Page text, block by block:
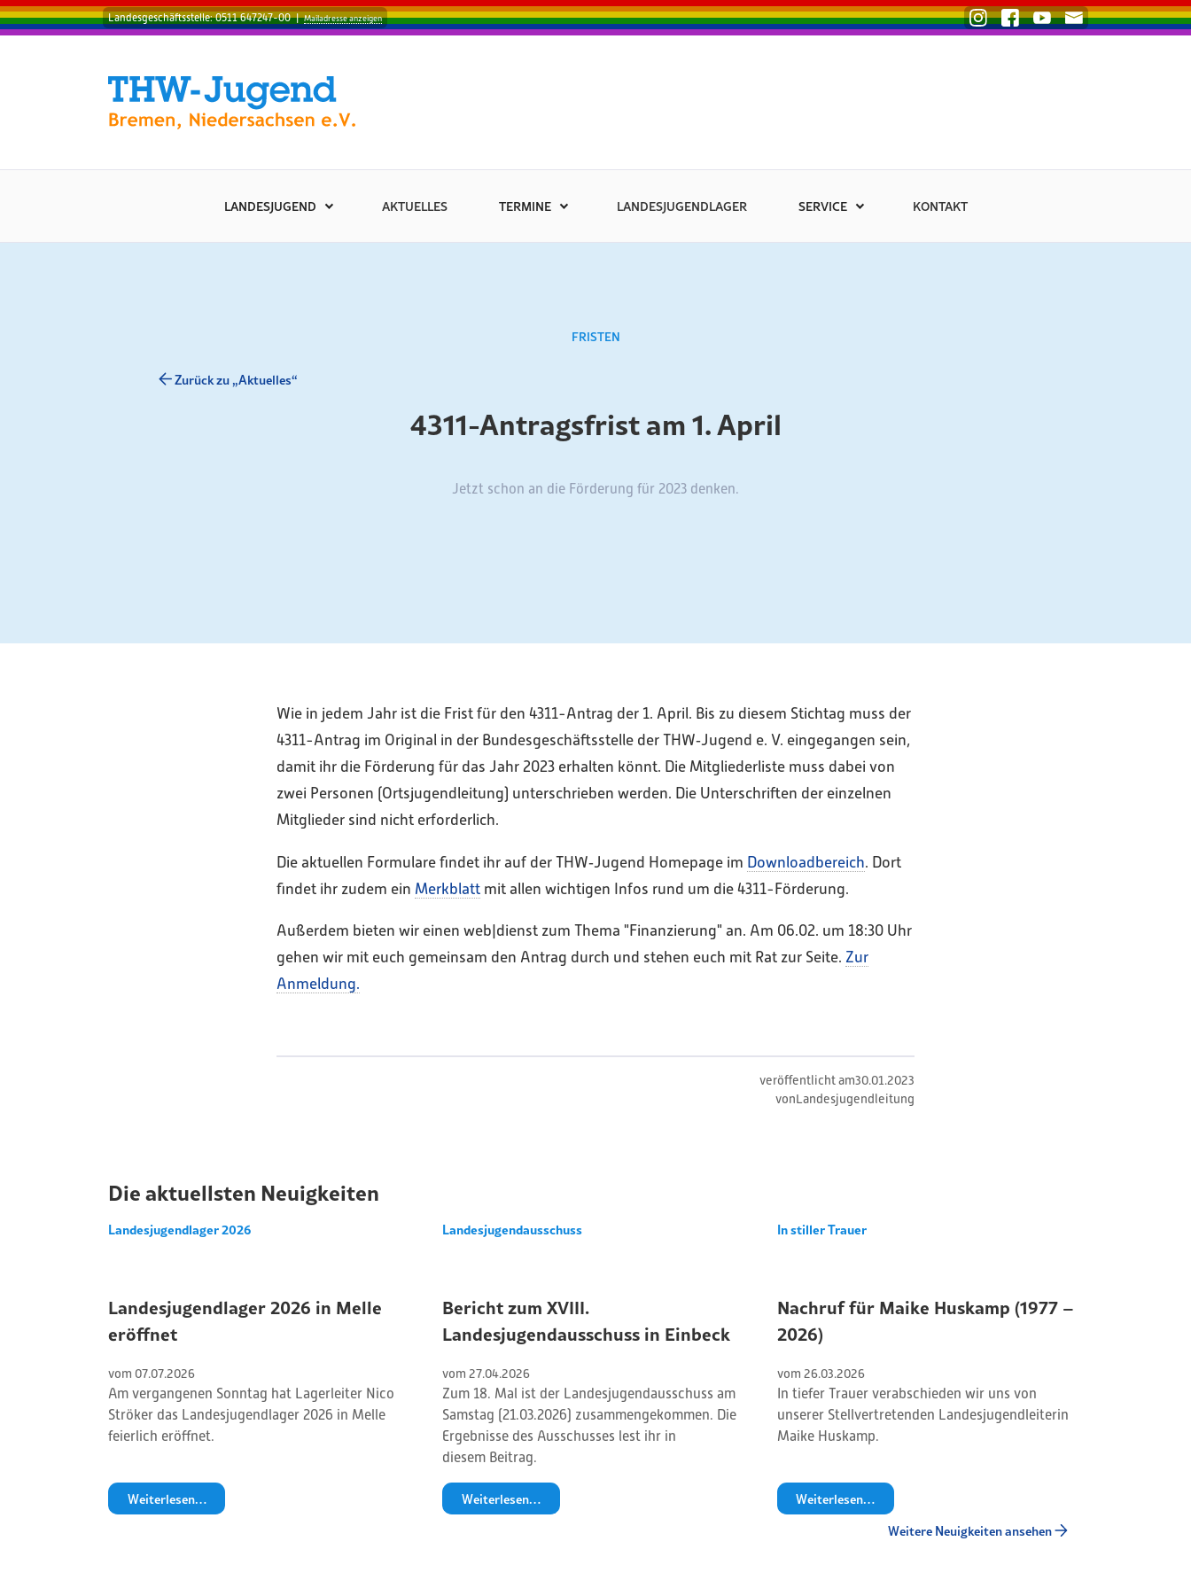
Landesgeschäftsstelle: 0511 647247-00 | Mailadresse anzeigen
LANDESJUGEND AKTUELLES TERMINE LANDESJUGENDLAGER SERVICE KONTAKT
FRISTEN
4311-Antragsfrist am 1. April
Jetzt schon an die Förderung für 2023 denken.
Zurück zu „Aktuelles“
Wie in jedem Jahr ist die Frist für den 4311-Antrag der 1. April. Bis zu diesem Stichtag muss der
4311-Antrag im Original in der Bundesgeschäftsstelle der THW‑Jugend e. V. eingegangen sein,
damit ihr die Förderung für das Jahr 2023 erhalten könnt. Die Mitgliederliste muss dabei von
zwei Personen (Ortsjugendleitung) unterschrieben werden. Die Unterschriften der einzelnen
Mitglieder sind nicht erforderlich.
Die aktuellen Formulare findet ihr auf der THW‑Jugend Homepage im Downloadbereich. Dort
findet ihr zudem ein Merkblatt mit allen wichtigen Infos rund um die 4311-Förderung.
Außerdem bieten wir einen web|dienst zum Thema "Finanzierung" an. Am 06.02. um 18:30 Uhr
gehen wir mit euch gemeinsam den Antrag durch und stehen euch mit Rat zur Seite. Zur
Anmeldung.
veröffentlicht am30.01.2023
vonLandesjugendleitung
Die aktuellsten Neuigkeiten
Landesjugendlager 2026
Landesjugendlager 2026 in Melle
eröffnet
vom 07.07.2026
Am vergangenen Sonntag hat Lagerleiter Nico
Ströker das Landesjugendlager 2026 in Melle
feierlich eröffnet.
Weiterlesen…
Landesjugendausschuss
Bericht zum XVIII.
Landesjugendausschuss in Einbeck
vom 27.04.2026
Zum 18. Mal ist der Landesjugendausschuss am
Samstag (21.03.2026) zusammengekommen. Die
Ergebnisse des Ausschusses lest ihr in
diesem Beitrag.
Weiterlesen…
In stiller Trauer
Nachruf für Maike Huskamp (1977 –
2026)
vom 26.03.2026
In tiefer Trauer verabschieden wir uns von
unserer Stellvertretenden Landesjugendleiterin
Maike Huskamp.
Weiterlesen…
Weitere Neuigkeiten ansehen